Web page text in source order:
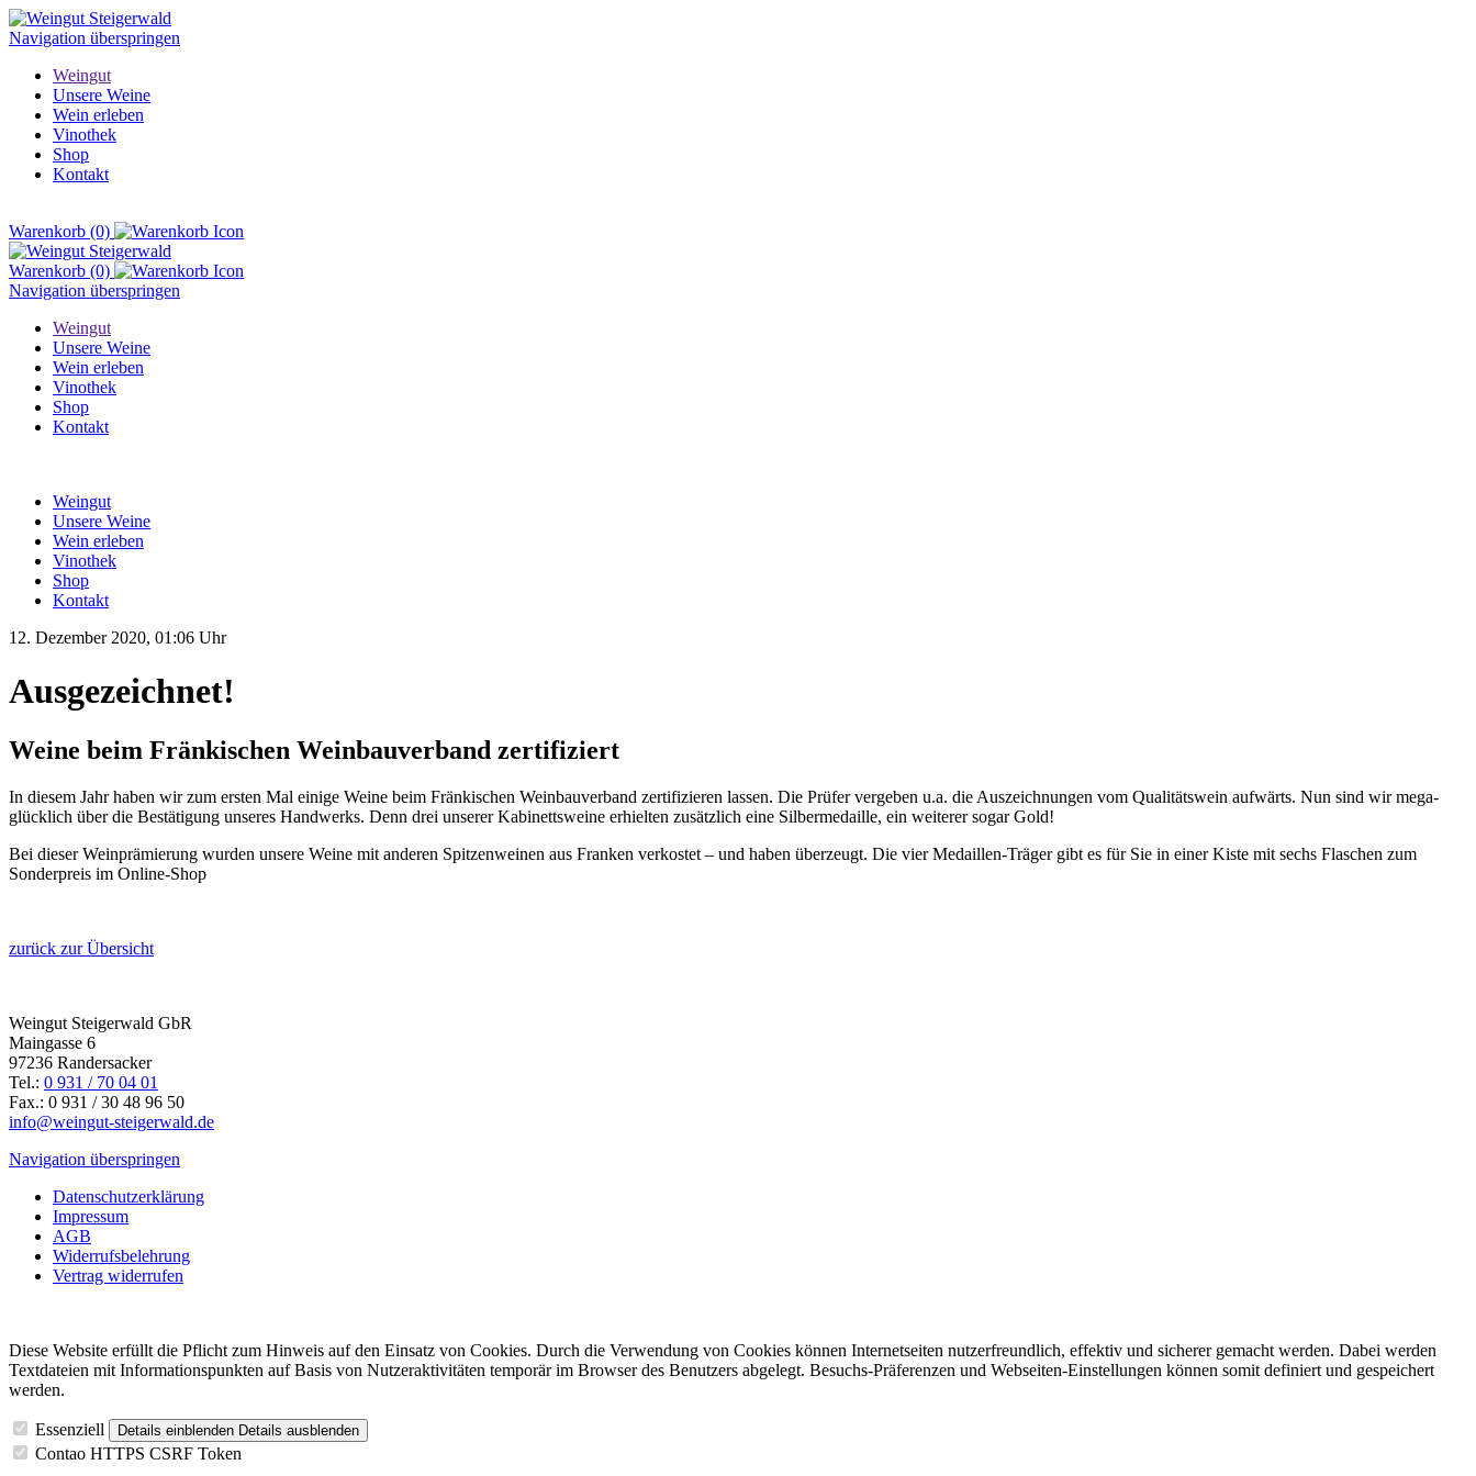
Navigation überspringen
Weingut
Unsere Weine
Wein erleben
Vinothek
Shop
Kontakt
Warenkorb (0)
Warenkorb (0)
Navigation überspringen
Weingut
Unsere Weine
Wein erleben
Vinothek
Shop
Kontakt
Weingut
Unsere Weine
Wein erleben
Vinothek
Shop
Kontakt
12. Dezember 2020, 01:06 Uhr
Ausgezeichnet!
Weine beim Fränkischen Weinbauverband zertifiziert
In diesem Jahr haben wir zum ersten Mal einige Weine beim Fränkischen Weinbauverband zertifizieren lassen. Die Prüfer vergeben u.a. die Auszeichnungen vom Qualitätswein aufwärts. Nun sind wir mega-
glücklich über die Bestätigung unseres Handwerks. Denn drei unserer Kabinettsweine erhielten zusätzlich eine Silbermedaille, ein weiterer sogar Gold!
Bei dieser Weinprämierung wurden unsere Weine mit anderen Spitzenweinen aus Franken verkostet – und haben überzeugt. Die vier Medaillen-Träger gibt es für Sie in einer Kiste mit sechs Flaschen zum
Sonderpreis im Online-Shop
zurück zur Übersicht
Weingut Steigerwald GbR
Maingasse 6
97236 Randersacker
Tel.: 0 931 / 70 04 01
Fax.: 0 931 / 30 48 96 50
info@weingut-steigerwald.de
Navigation überspringen
Datenschutzerklärung
Impressum
AGB
Widerrufsbelehrung
Vertrag widerrufen
Diese Website erfüllt die Pflicht zum Hinweis auf den Einsatz von Cookies. Durch die Verwendung von Cookies können Internetseiten nutzerfreundlich, effektiv und sicherer gemacht werden. Dabei werden
Textdateien mit Informationspunkten auf Basis von Nutzeraktivitäten temporär im Browser des Benutzers abgelegt. Besuchs-Präferenzen und Webseiten-Einstellungen können somit definiert und gespeichert
werden.
Essenziell Details einblenden Details ausblenden
Contao HTTPS CSRF Token